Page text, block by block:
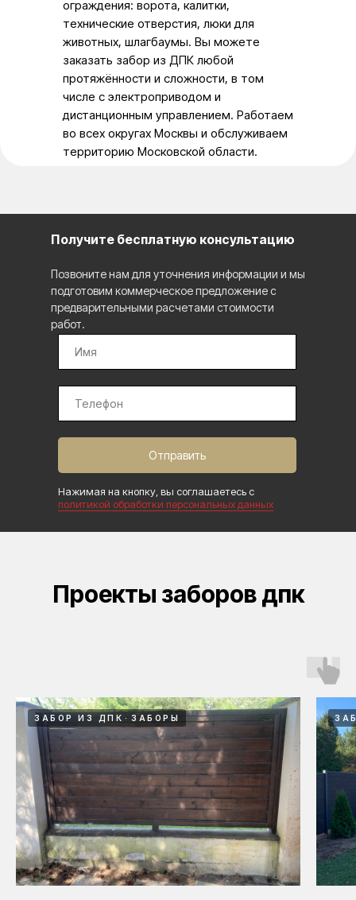
ограждения: ворота, калитки,
технические отверстия, люки для
животных, шлагбаумы. Вы можете
заказать забор из ДПК любой
протяжённости и сложности, в том
числе с электроприводом и
дистанционным управлением. Работаем
во всех округах Москвы и обслуживаем
территорию Московской области.
Получите бесплатную консультацию
Позвоните нам для уточнения информации и мы
подготовим коммерческое предложение с
предварительными расчетами стоимости
работ.
Отправить
Нажимая на кнопку, вы соглашаетесь с
политикой обработки персональных данных
Проекты заборов дпк
ЗАБОР ИЗ ДПК ЗАБОРЫ